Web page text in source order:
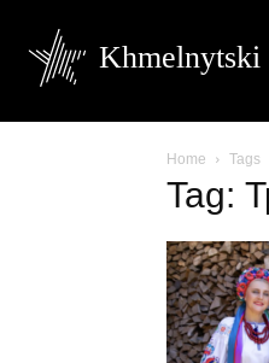
Khmelnytski
Home Tags
Tag: